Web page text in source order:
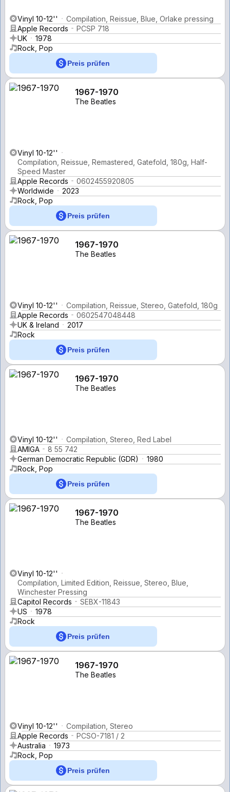
Vinyl 10-12''
Compilation, Reissue, Blue, Orlake pressing
Apple Records
PCSP 718
UK
1978
Rock, Pop
Preis prüfen
1967-1970
The Beatles
Vinyl 10-12''
Compilation, Reissue, Remastered, Gatefold, 180g, Half-
Speed Master
Apple Records
0602455920805
Worldwide
2023
Rock, Pop
Preis prüfen
1967-1970
The Beatles
Vinyl 10-12''
Compilation, Reissue, Stereo, Gatefold, 180g
Apple Records
0602547048448
UK & Ireland
2017
Rock
Preis prüfen
1967-1970
The Beatles
Vinyl 10-12''
Compilation, Stereo, Red Label
AMIGA
8 55 742
German Democratic Republic (GDR)
1980
Rock, Pop
Preis prüfen
1967-1970
The Beatles
Vinyl 10-12''
Compilation, Limited Edition, Reissue, Stereo, Blue,
Winchester Pressing
Capitol Records
SEBX-11843
US
1978
Rock
Preis prüfen
1967-1970
The Beatles
Vinyl 10-12''
Compilation, Stereo
Apple Records
PCSO-7181 / 2
Australia
1973
Rock, Pop
Preis prüfen